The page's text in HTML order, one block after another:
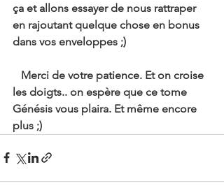
ça et allons essayer de nous rattraper
en rajoutant quelque chose en bonus
dans vos enveloppes ;)
les doigts.. on espère que ce tome
Génésis vous plaira. Et même encore
plus ;)